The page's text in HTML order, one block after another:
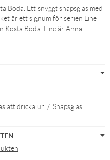
Boda. Ett snyggt snapsglas med
är ett signum för serien Line
Boda. Line är Anna
att dricka ur / Snapsglas